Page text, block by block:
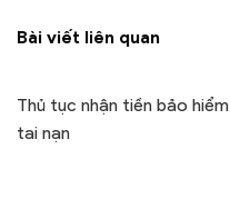
Bài viết liên quan
Thủ tục nhận tiền bảo hiểm
tai nạn